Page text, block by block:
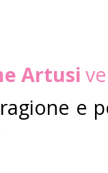
Artusi
e